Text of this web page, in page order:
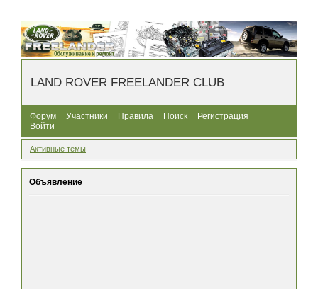
LAND ROVER FREELANDER CLUB
Форум Участники Правила Поиск
Регистрация
Войти
Активные темы
Объявление